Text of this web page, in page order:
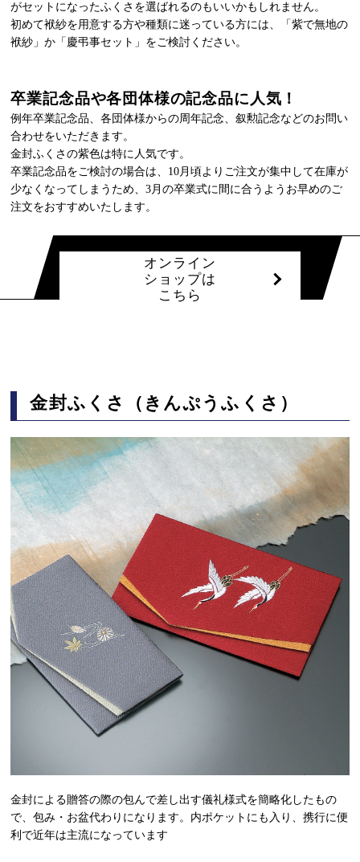
がセットになったふくさを選ばれるのもいいかもしれません。
初めて袱紗を用意する方や種類に迷っている方には、「紫で無地の
袱紗」か「慶弔事セット」をご検討ください。
卒業記念品や各団体様の記念品に人気！
例年卒業記念品、各団体様からの周年記念、叙勲記念などのお問い
合わせをいただきます。
金封ふくさの紫色は特に人気です。
卒業記念品をご検討の場合は、10月頃よりご注文が集中して在庫が
少なくなってしまうため、3月の卒業式に間に合うようお早めのご
注文をおすすめいたします。
オンライン
ショップは
こちら
金封ふくさ（きんぷうふくさ）
金封による贈答の際の包んで差し出す儀礼様式を簡略化したもの
で、包み・お盆代わりになります。内ポケットにも入り、携行に便
利で近年は主流になっています